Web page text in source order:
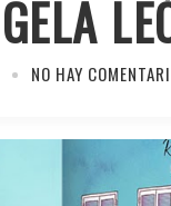
NO HAY